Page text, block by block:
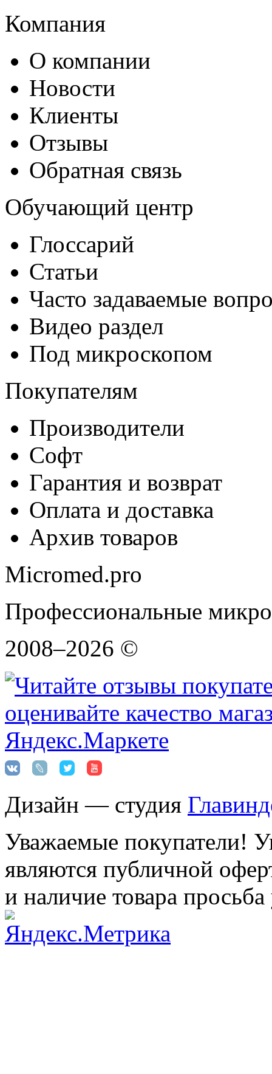
Компания
О компании
Новости
Клиенты
Отзывы
Обратная связь
Обучающий центр
Глоссарий
Статьи
Часто задаваемые
Видео раздел
Под микроскопом
Покупателям
Производители
Софт
Гарантия и возврат
Оплата и доставка
Архив товаров
Micromed.pro
Профессиональные
2008–2026 ©
Дизайн — студия
Уважаемые покупатели!
являются публичной
и наличие товара